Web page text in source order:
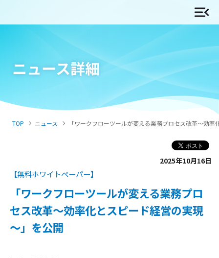
ニュース詳細
TOP ニュース 「ワークフローツールが変える業務プロセス改革～効
【無料ホワイトペーパー】
「ワークフローツールが変える業務プロ
セス改革～効率化とスピード経営の実現
～」を公開
2025年10月16日